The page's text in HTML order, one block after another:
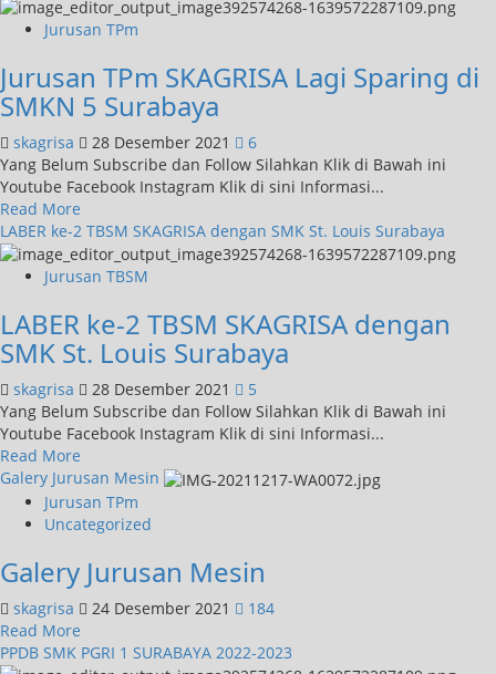
Jurusan TPm
Jurusan TPm SKAGRISA Lagi Sparing di
SMKN 5 Surabaya
skagrisa 28 Desember 2021
6
Yang Belum Subscribe dan Follow Silahkan Klik di Bawah ini
Youtube Facebook Instagram Klik di sini Informasi...
Read More
LABER ke-2 TBSM SKAGRISA dengan SMK St. Louis Surabaya
Jurusan TBSM
LABER ke-2 TBSM SKAGRISA dengan
SMK St. Louis Surabaya
skagrisa 28 Desember 2021
5
Yang Belum Subscribe dan Follow Silahkan Klik di Bawah ini
Youtube Facebook Instagram Klik di sini Informasi...
Read More
Galery Jurusan Mesin
Jurusan TPm
Uncategorized
Galery Jurusan Mesin
skagrisa 24 Desember 2021
184
Read More
PPDB SMK PGRI 1 SURABAYA 2022-2023